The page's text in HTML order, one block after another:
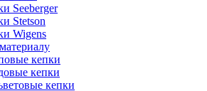
Seeberger
Stetson
Wigens
кепки
кепки
кепки